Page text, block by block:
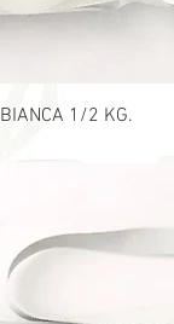
BIANCA 1/2 KG.